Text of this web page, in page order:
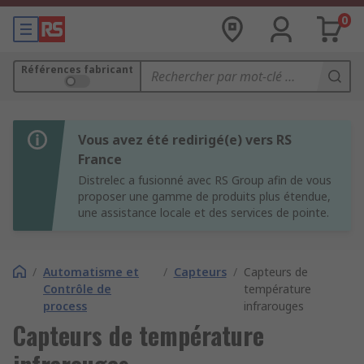
0
Références fabricant
Vous avez été redirigé(e) vers RS
France
Distrelec a fusionné avec RS Group afin de vous
proposer une gamme de produits plus étendue,
une assistance locale et des services de pointe.
/ Automatisme et
Contrôle de
process
/ Capteurs / Capteurs de
température
infrarouges
Capteurs de température